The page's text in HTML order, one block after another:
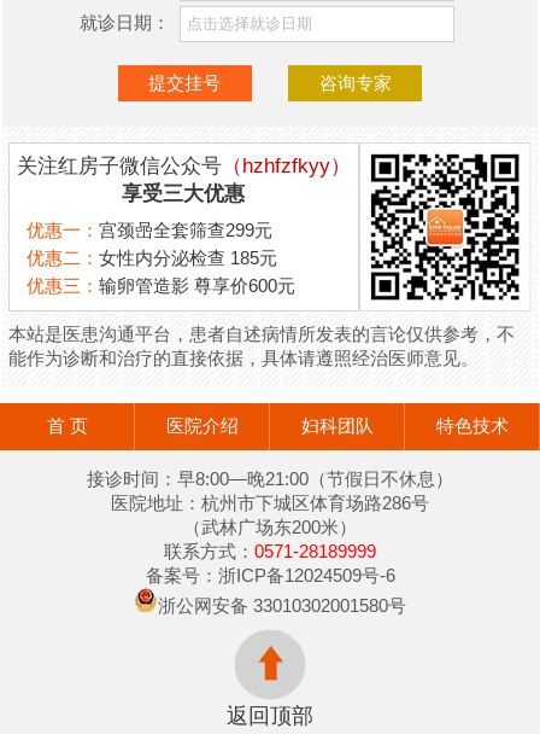
就诊日期：
关注红房子微信公众号（hzhfzfkyy）
享受三大优惠
优惠一：宫颈喦全套筛查299元
优惠二：女性内分泌检查 185元
优惠三：输卵管造影 尊享价600元
本站是医患沟通平台，患者自述病情所发表的言论仅供参考，不
能作为诊断和治疗的直接依据，具体请遵照经治医师意见。
首 页 医院介绍 妇科团队 特色技术
接诊时间：早8:00—晚21:00（节假日不休息）
医院地址：杭州市下城区体育场路286号
（武林广场东200米）
联系方式： 0571-28189999
备案号： 浙ICP备12024509号-6
浙公网安备 33010302001580号
返回顶部